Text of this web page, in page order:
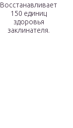
Восстанавливает
150 единиц
здоровья
заклинателя.